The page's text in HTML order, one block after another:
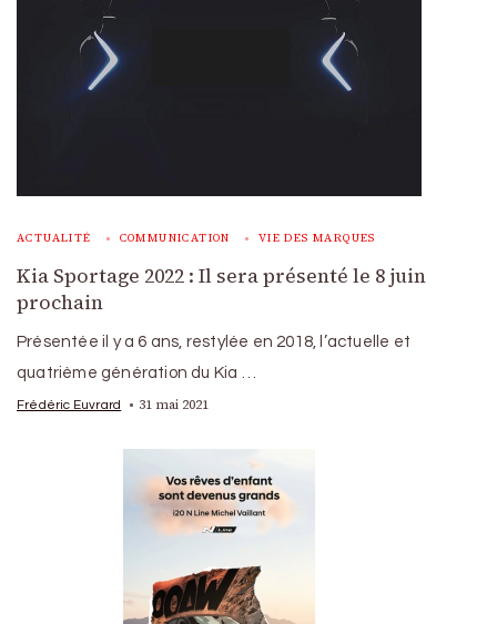
ACTUALITÉ COMMUNICATION VIE DES MARQUES
Kia Sportage 2022 : Il sera présenté le 8 juin
prochain
Présentée il y a 6 ans, restylée en 2018, l’actuelle et
quatrième génération du Kia …
Frédéric Euvrard 31 mai 2021